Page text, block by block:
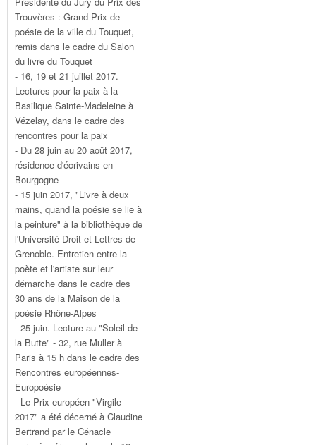
Trouvères : Grand Prix de
poésie de la ville du Touquet,
remis dans le cadre du Salon
du livre du Touquet
- 16, 19 et 21 juillet 2017.
Lectures pour la paix à la
Basilique Sainte-Madeleine à
Vézelay, dans le cadre des
rencontres pour la paix
- Du 28 juin au 20 août 2017,
résidence d'écrivains en
Bourgogne
- 15 juin 2017, "Livre à deux
mains, quand la poésie se lie à
la peinture" à la bibliothèque de
l'Université Droit et Lettres de
Grenoble. Entretien entre la
poète et l'artiste sur leur
démarche dans le cadre des
30 ans de la Maison de la
poésie Rhône-Alpes
- 25 juin. Lecture au "Soleil de
la Butte" - 32, rue Muller à
Paris à 15 h dans le cadre des
Rencontres européennes-
Europoésie
- Le Prix européen "Virgile
2017" a été décerné à Claudine
Bertrand par le Cénacle